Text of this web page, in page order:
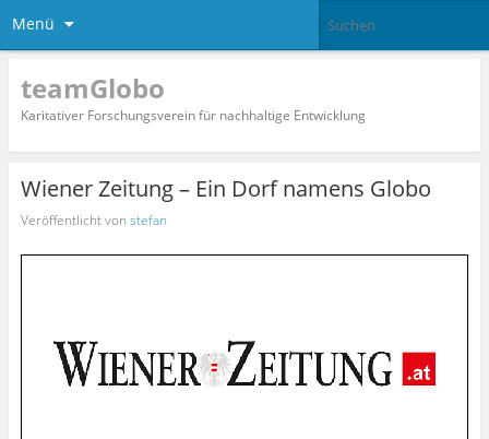
Menü
teamGlobo
Karitativer Forschungsverein für nachhaltige Entwicklung
Wiener Zeitung – Ein Dorf namens Globo
Veröffentlicht von stefan